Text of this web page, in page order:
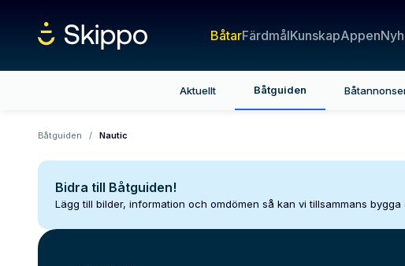
BåtarFärdmålKunskapAppen
Aktuellt Båtguiden
Båtguiden / Nautic
Bidra till Båtguiden!
Lägg till bilder, information och omdömen så kan vi tillsammans